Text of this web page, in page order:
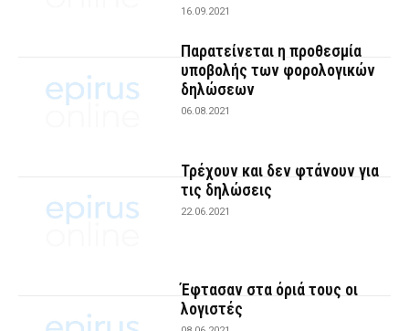
16.09.2021
Παρατείνεται η προθεσμία
υποβολής των φορολογικών
δηλώσεων
06.08.2021
Τρέχουν και δεν φτάνουν για
τις δηλώσεις
22.06.2021
Έφτασαν στα όριά τους οι
λογιστές